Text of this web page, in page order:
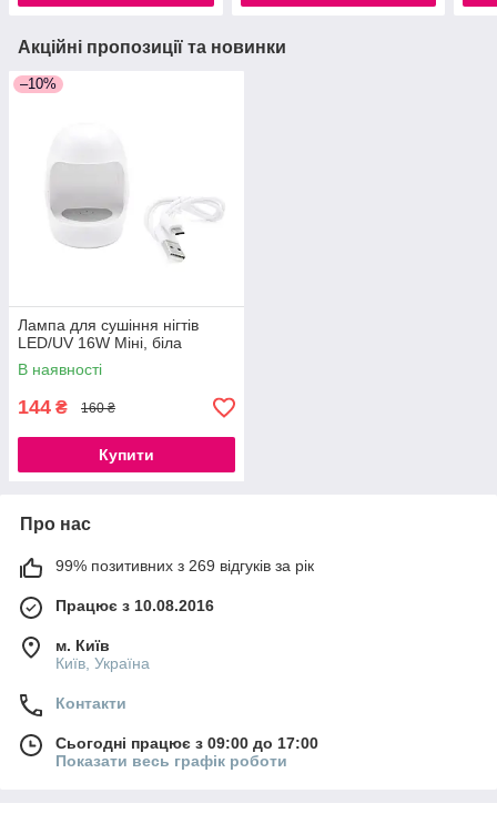
Акційні пропозиції та новинки
–10%
Лампа для сушіння нігтів
LED/UV 16W Міні, біла
В наявності
144 ₴ 160 ₴
Купити
Про нас
99% позитивних з 269 відгуків за рік
Працює з 10.08.2016
м. Київ
Київ, Україна
Контакти
Сьогодні працює з 09:00 до 17:00
Показати весь графік роботи